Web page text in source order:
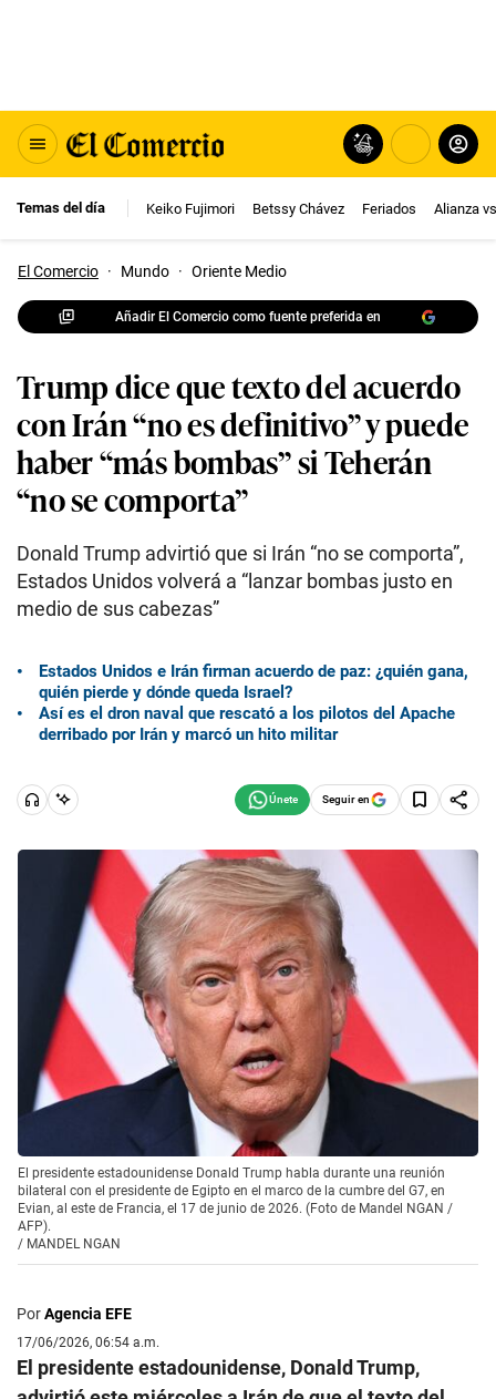
Temas del día Keiko Fujimori Betssy Chávez Feriados Alianza
El Comercio · Mundo · Oriente Medio
Añadir El Comercio como fuente preferida en
Trump dice que texto del acuerdo
con Irán “no es definitivo” y puede
haber “más bombas” si Teherán
“no se comporta”
Donald Trump advirtió que si Irán “no se comporta”,
Estados Unidos volverá a “lanzar bombas justo en
medio de sus cabezas”
Estados Unidos e Irán firman acuerdo de paz: ¿quién gana,
quién pierde y dónde queda Israel?
Así es el dron naval que rescató a los pilotos del Apache
derribado por Irán y marcó un hito militar
Seguir en
El presidente estadounidense Donald Trump habla durante una reunión
bilateral con el presidente de Egipto en el marco de la cumbre del G7, en
Evian, al este de Francia, el 17 de junio de 2026. (Foto de Mandel NGAN /
AFP).
/ MANDEL NGAN
PorAgencia EFE
17/06/2026, 06:54 a.m.
El presidente estadounidense, Donald Trump,